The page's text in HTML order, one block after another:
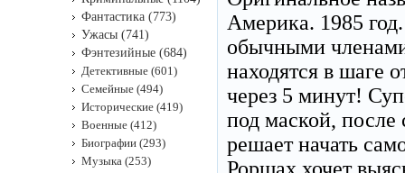
Америка. 1985
обычными членами
находятся в шаге
через 5 минут!
под маской, после
решает начать
Фантастика (773)
Ужасы (741)
Фэнтезийные (684)
Детективные (601)
Семейные (494)
Исторические (419)
Военные (412)
Биографии (293)
Музыка (253)